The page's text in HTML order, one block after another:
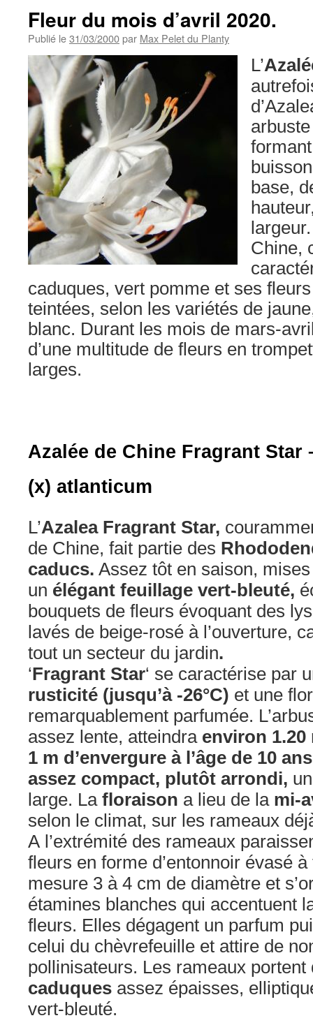
Fleur du mois d’avril 2020.
Publié le31/03/2000par Max Pelet du Planty
L’
base,
Chine,
caduques, vert pomme et ses
teintées, selon les variétés de
blanc. Durant les mois de mars-
d’une multitude de fleurs en
larges.
Azalée de Chine Fragrant Star
(x) atlanticum
L’Azalea Fragrant Star,
de Chine, fait partie des
caducs. Assez tôt en saison,
un élégant feuillage vert-bleuté,
bouquets de fleurs évoquant des
lavés de beige-rosé à l’ouverture,
tout un secteur du jardin.
‘Fragrant Star‘ se caractérise par
rusticité (jusqu’à -26°C) et une
remarquablement parfumée.
assez lente, atteindra environ
1 m d’envergure à l’âge de 10 ans
assez compact, plutôt arrondi,
large. La floraison a lieu de la mi-
selon le climat, sur les rameaux
A l’extrémité des rameaux
fleurs en forme d’entonnoir évasé
mesure 3 à 4 cm de diamètre et
étamines blanches qui accentuent
fleurs. Elles dégagent un parfum
celui du chèvrefeuille et attire de
pollinisateurs. Les rameaux portent
caduques assez épaisses,
vert-bleuté.